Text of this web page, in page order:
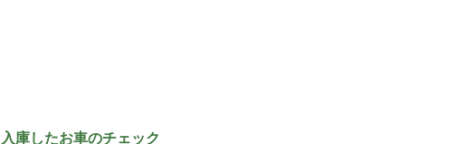
入庫したお車のチェック